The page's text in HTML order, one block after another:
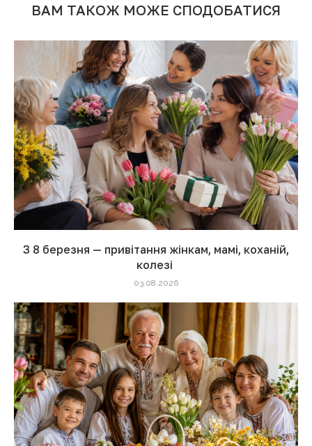
ВАМ ТАКОЖ МОЖЕ СПОДОБАТИСЯ
З 8 березня — привітання жінкам, мамі, коханій,
колезі
03.08.2026